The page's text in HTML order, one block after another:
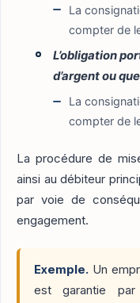
La
compter de
L’obligation
d’argent ou
La
compter de
La procédure de
ainsi au débiteur
par voie de
engagement.
Exemple. Un
est garantie